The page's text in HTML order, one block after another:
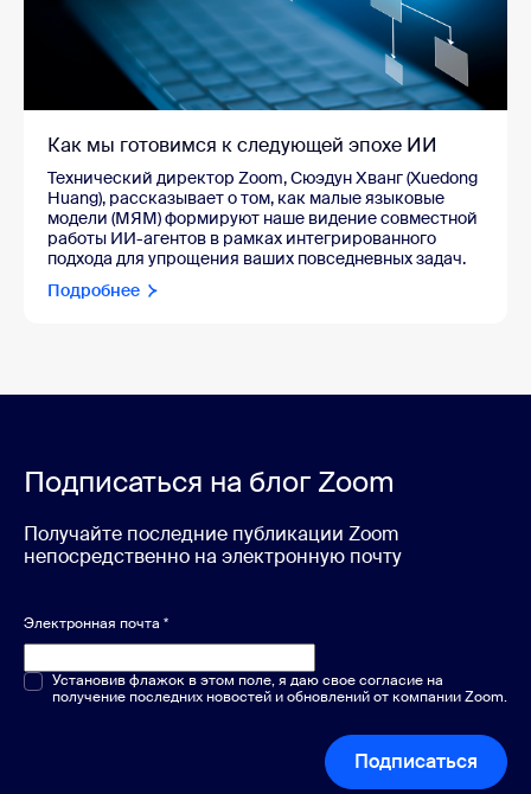
Как мы готовимся к следующей эпохе ИИ
Технический директор Zoom, Сюэдун Хванг (Xuedong
Huang), рассказывает о том, как малые языковые
модели (МЯМ) формируют наше видение совместной
работы ИИ-агентов в рамках интегрированного
подхода для упрощения ваших повседневных задач.
Подробнее
Подписаться на блог Zoom
Получайте последние публикации Zoom
непосредственно на электронную почту
Электронная почта *
Один или несколько вариантов*
Установив флажок в этом поле, я даю свое согласие на
получение последних новостей и обновлений от компании Zoom.
Подписаться